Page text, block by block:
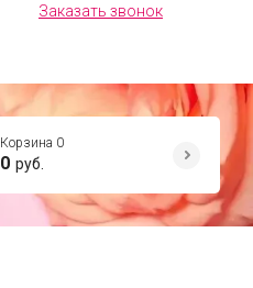
Заказать звонок
Корзина 0
0 руб.